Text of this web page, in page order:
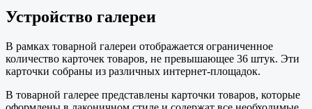
Устройство галереи
В рамках товарной галереи отображается ограниченное
количество карточек товаров, не превышающее 36 штук. Эти
карточки собраны из различных интернет-площадок.
В товарной галерее представлены карточки товаров, которые